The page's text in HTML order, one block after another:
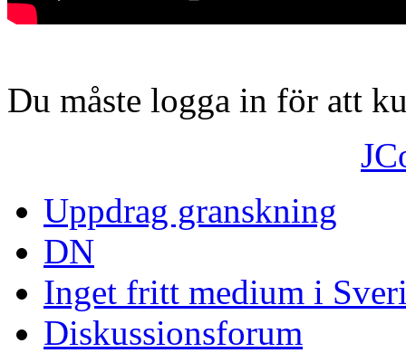
Du måste logga in för att
Uppdrag granskning
DN
Inget fritt medium i
Diskussionsforum